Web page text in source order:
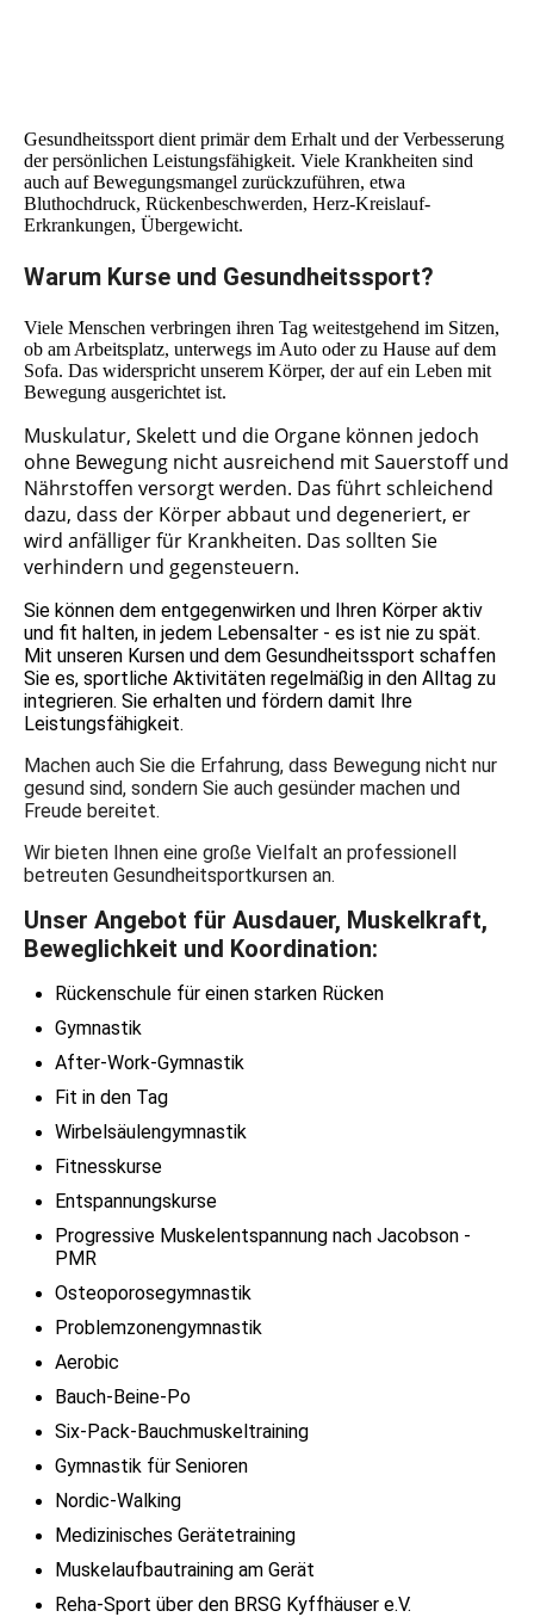
Gesundheitssport dient primär dem Erhalt und der Verbesserung
der persönlichen Leistungsfähigkeit. Viele Krankheiten sind
auch auf Bewegungsmangel zurückzuführen, etwa
Bluthochdruck, Rückenbeschwerden, Herz-Kreislauf-
Erkrankungen, Übergewicht.
Warum Kurse und Gesundheitssport?
Viele Menschen verbringen ihren Tag weitestgehend im Sitzen,
ob am Arbeitsplatz, unterwegs im Auto oder zu Hause auf dem
Sofa. Das widerspricht unserem Körper, der auf ein Leben mit
Bewegung ausgerichtet ist.
Muskulatur, Skelett und die Organe können jedoch
ohne Bewegung nicht ausreichend mit Sauerstoff und
Nährstoffen versorgt werden. Das führt schleichend
dazu, dass der Körper abbaut und degeneriert, er
wird anfälliger für Krankheiten. Das sollten Sie
verhindern und gegensteuern.
Sie können dem entgegenwirken und Ihren Körper aktiv
und fit halten, in jedem Lebensalter - es ist nie zu spät.
Mit unseren Kursen und dem Gesundheitssport schaffen
Sie es, sportliche Aktivitäten regelmäßig in den Alltag zu
integrieren. Sie erhalten und fördern damit Ihre
Leistungsfähigkeit.
Machen auch Sie die Erfahrung, dass Bewegung nicht nur
gesund sind, sondern Sie auch gesünder machen und
Freude bereitet.
Wir bieten Ihnen eine große Vielfalt an professionell
betreuten Gesundheitsportkursen an.
Unser Angebot für Ausdauer, Muskelkraft,
Beweglichkeit und Koordination:
Rückenschule für einen starken Rücken
Gymnastik
After-Work-Gymnastik
Fit in den Tag
Wirbelsäulengymnastik
Fitnesskurse
Entspannungskurse
Progressive Muskelentspannung nach Jacobson -
PMR
Osteoporosegymnastik
Problemzonengymnastik
Aerobic
Bauch-Beine-Po
Six-Pack-Bauchmuskeltraining
Gymnastik für Senioren
Nordic-Walking
Medizinisches Gerätetraining
Muskelaufbautraining am Gerät
Reha-Sport über den BRSG Kyffhäuser e.V.